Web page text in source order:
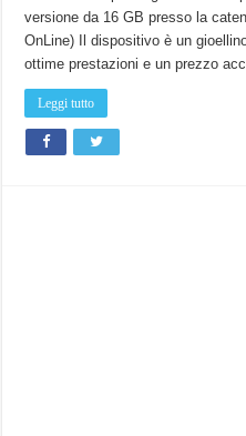
versione da 16 GB presso la
OnLine) Il dispositivo è un
ottime prestazioni e un prezzo
Leggi tutto